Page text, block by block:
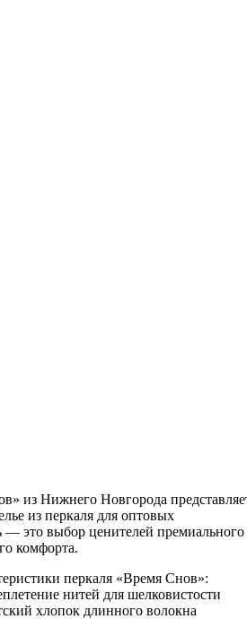
из Нижнего Новгорода
из перкаля для оптовых
— это выбор ценителей премиального
комфорта.
перкаля «Время Снов»:
нитей для шелковистости
хлопок длинного волокна